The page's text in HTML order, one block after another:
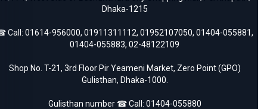
Dhaka-1215
Call: 01614-956000, 01911311112, 01952107050, 01404-055881,
01404-055883, 02-48122109
Shop No. T-21, 3rd Floor Pir Yeameni Market, Zero Point (GPO)
Gulisthan, Dhaka-1000.
Gulisthan number ☎ Call: 01404-055880